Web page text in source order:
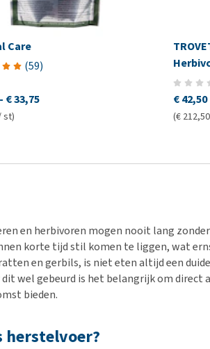
Care
(59)
- € 33,75
st)
€ 42,50
(€
en herbivoren mogen nooit lang
korte tijd stil komen te liggen, wat
en gerbils, is niet eten altijd een
dit wel gebeurd is het belangrijk om
bieden.
herstelvoer?